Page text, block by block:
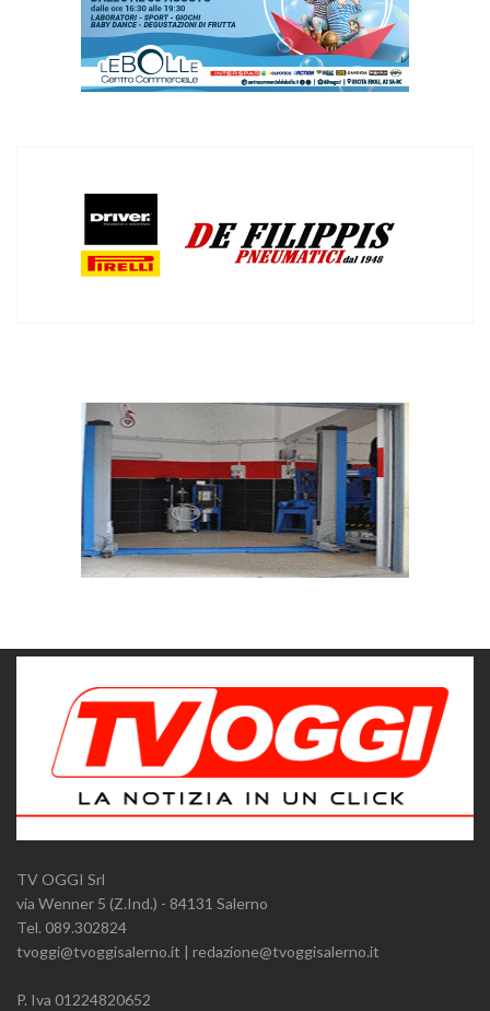
TV OGGI Srl
via Wenner 5 (Z.Ind.) - 84131 Salerno
Tel. 089.302824
tvoggi@tvoggisalerno.it | redazione@tvoggisalerno.it
P. Iva 01224820652